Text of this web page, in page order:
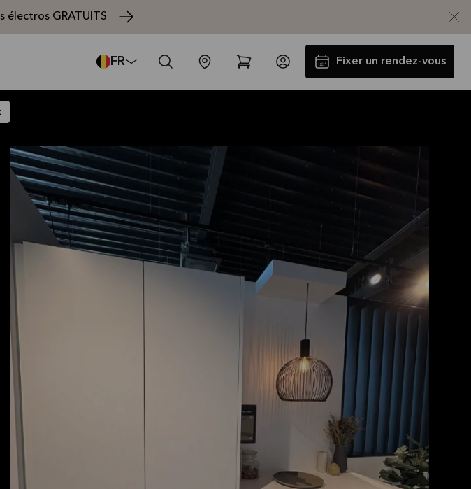
électros GRATUITS
FR Fixer un rendez-vous
électros GRATUITS*
Lire la suite